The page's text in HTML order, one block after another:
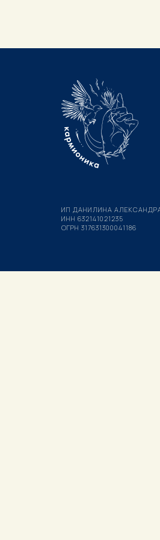
ИП ДАНИЛИНА
ИНН 632141021235
ОГРН 317631300041186